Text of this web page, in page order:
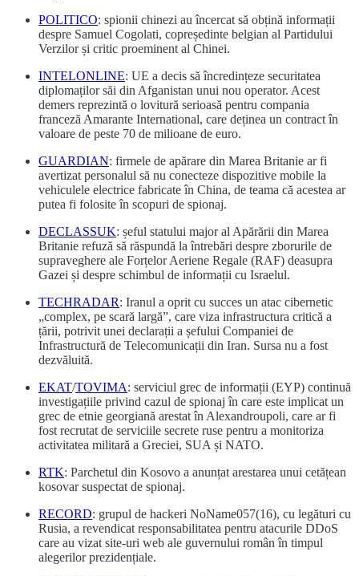
POLITICO: spionii chinezi au încercat să obțină informații
despre Samuel Cogolati, copreședinte belgian al Partidului
Verzilor și critic proeminent al Chinei.
INTELONLINE: UE a decis să încredințeze securitatea
diplomaților săi din Afganistan unui nou operator. Acest
demers reprezintă o lovitură serioasă pentru compania
franceză Amarante International, care deținea un contract în
valoare de peste 70 de milioane de euro.
GUARDIAN: firmele de apărare din Marea Britanie ar fi
avertizat personalul să nu conecteze dispozitive mobile la
vehiculele electrice fabricate în China, de teama că acestea ar
putea fi folosite în scopuri de spionaj.
DECLASSUK: șeful statului major al Apărării din Marea
Britanie refuză să răspundă la întrebări despre zborurile de
supraveghere ale Forțelor Aeriene Regale (RAF) deasupra
Gazei și despre schimbul de informații cu Israelul.
TECHRADAR: Iranul a oprit cu succes un atac cibernetic
„complex, pe scară largă”, care viza infrastructura critică a
țării, potrivit unei declarații a șefului Companiei de
Infrastructură de Telecomunicații din Iran. Sursa nu a fost
dezvăluită.
EKAT/TOVIMA: serviciul grec de informații (EYP) continuă
investigațiile privind cazul de spionaj în care este implicat un
grec de etnie georgiană arestat în Alexandroupoli, care ar fi
fost recrutat de serviciile secrete ruse pentru a monitoriza
activitatea militară a Greciei, SUA și NATO.
RTK: Parchetul din Kosovo a anunțat arestarea unui cetățean
kosovar suspectat de spionaj.
RECORD: grupul de hackeri NoName057(16), cu legături cu
Rusia, a revendicat responsabilitatea pentru atacurile DDoS
care au vizat site-uri web ale guvernului român în timpul
alegerilor prezidențiale.